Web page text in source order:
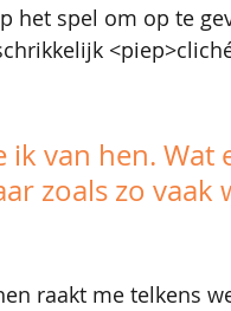
het spel om op te
van hen. Wat
zoals zo vaak
raakt me telkens